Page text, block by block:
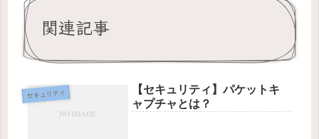
関連記事
セキュリティ
【セキュリティ】パケットキ
ャプチャとは？